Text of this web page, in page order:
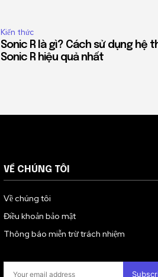
Kiến thức
Sonic R là gì? Cách sử dụng hệ
Sonic R hiệu quả nhất
VỀ CHÚNG TÔI
Về chúng tôi
Điều khoản bảo mật
Thông báo miễn trừ trách nhiệm